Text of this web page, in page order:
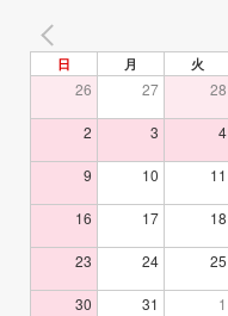
日 月 火
26 27 28
2 3 4
9 10 11
16 17 18
23 24 25
30 31 1